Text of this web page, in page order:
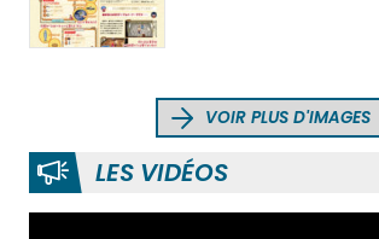
VOIR PLUS D'IMAGES
LES VIDÉOS